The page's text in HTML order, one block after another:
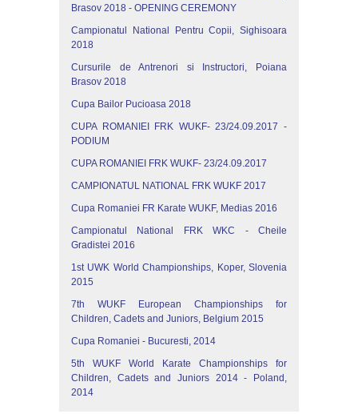
Brasov 2018 - OPENING CEREMONY
Campionatul National Pentru Copii, Sighisoara
2018
Cursurile de Antrenori si Instructori, Poiana
Brasov 2018
Cupa Bailor Pucioasa 2018
CUPA ROMANIEI FRK WUKF- 23/24.09.2017 -
PODIUM
CUPA ROMANIEI FRK WUKF- 23/24.09.2017
CAMPIONATUL NATIONAL FRK WUKF 2017
Cupa Romaniei FR Karate WUKF, Medias 2016
Campionatul National FRK WKC - Cheile
Gradistei 2016
1st UWK World Championships, Koper, Slovenia
2015
7th WUKF European Championships for
Children, Cadets and Juniors, Belgium 2015
Cupa Romaniei - Bucuresti, 2014
5th WUKF World Karate Championships for
Children, Cadets and Juniors 2014 - Poland,
2014